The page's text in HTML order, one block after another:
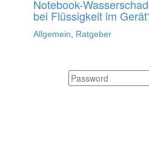
Notebook-
bei Flüssigkeit im
Allgemein Ratgeber